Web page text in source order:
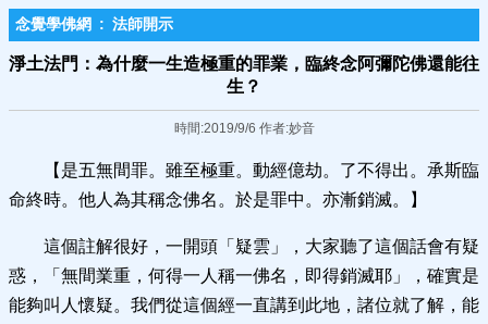
念覺學佛網 : 法師開示
淨土法門：為什麼一生造極重的罪業，臨終念阿彌陀佛還能往
生？
時間:2019/9/6 作者:妙音
【是五無間罪。雖至極重。動經億劫。了不得出。承斯臨
命終時。他人為其稱念佛名。於是罪中。亦漸銷滅。】
這個註解很好，一開頭「疑雲」，大家聽了這個話會有疑
惑，「無間業重，何得一人稱一佛名，即得銷滅耶」，確實是
能夠叫人懷疑。我們從這個經一直講到此地，諸位就了解，能